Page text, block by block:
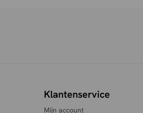
Klantenservice
Mijn account